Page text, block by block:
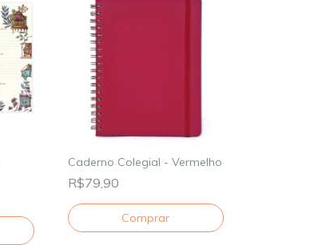
Caderno Colegial - Vermelho
R$79,90
Comprar